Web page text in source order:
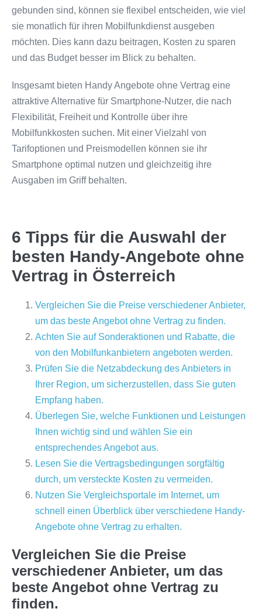
gebunden sind, können sie flexibel entscheiden, wie viel
sie monatlich für ihren Mobilfunkdienst ausgeben
möchten. Dies kann dazu beitragen, Kosten zu sparen
und das Budget besser im Blick zu behalten.
Insgesamt bieten Handy Angebote ohne Vertrag eine
attraktive Alternative für Smartphone-Nutzer, die nach
Flexibilität, Freiheit und Kontrolle über ihre
Mobilfunkkosten suchen. Mit einer Vielzahl von
Tarifoptionen und Preismodellen können sie ihr
Smartphone optimal nutzen und gleichzeitig ihre
Ausgaben im Griff behalten.
6 Tipps für die Auswahl der
besten Handy-Angebote ohne
Vertrag in Österreich
Vergleichen Sie die Preise verschiedener Anbieter,
um das beste Angebot ohne Vertrag zu finden.
Achten Sie auf Sonderaktionen und Rabatte, die
von den Mobilfunkanbietern angeboten werden.
Prüfen Sie die Netzabdeckung des Anbieters in
Ihrer Region, um sicherzustellen, dass Sie guten
Empfang haben.
Überlegen Sie, welche Funktionen und Leistungen
Ihnen wichtig sind und wählen Sie ein
entsprechendes Angebot aus.
Lesen Sie die Vertragsbedingungen sorgfältig
durch, um versteckte Kosten zu vermeiden.
Nutzen Sie Vergleichsportale im Internet, um
schnell einen Überblick über verschiedene Handy-
Angebote ohne Vertrag zu erhalten.
Vergleichen Sie die Preise
verschiedener Anbieter, um das
beste Angebot ohne Vertrag zu
finden.